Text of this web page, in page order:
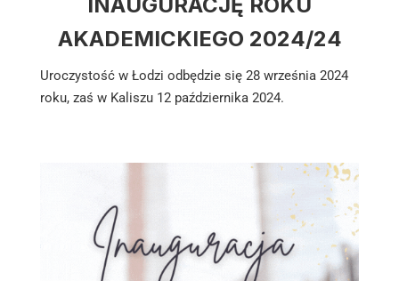
AKADEMICKIEGO 2024/24
Uroczystość w Łodzi odbędzie się 28 września 2024
roku, zaś w Kaliszu 12 października 2024.